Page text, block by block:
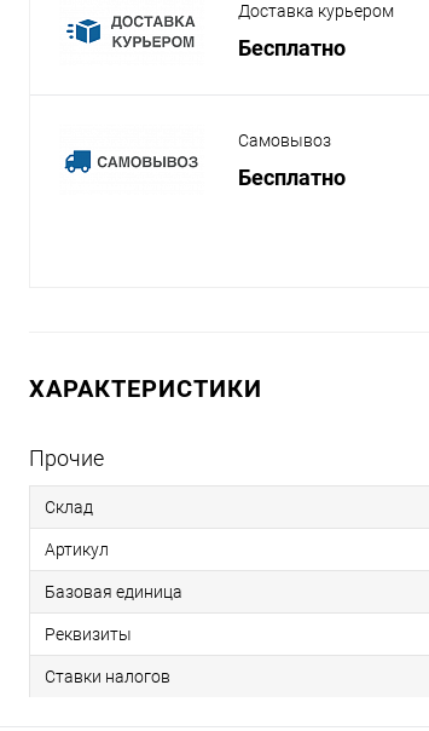
Доставка курьером
Бесплатно
Самовывоз
Бесплатно
ХАРАКТЕРИСТИКИ
Прочие
Склад
Артикул
Базовая единица
Реквизиты
Ставки налогов